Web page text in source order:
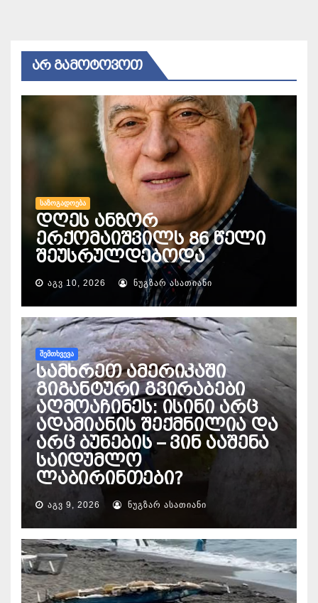
ᲐᲠ ᲒᲐᲛᲝᲢᲝᲕᲝᲗ
ᲡᲐᲖᲝᲒᲐᲓᲝᲔᲑᲐ
დღეს ანზორ
ერქომაიშვილს 86 წელი
შეუსრულდებოდა
ᲐᲒᲕ 10, 2026 ᲜᲣᲒᲖᲐᲠ ᲐᲡᲐᲗᲘᲐᲜᲘ
ᲨᲔᲛᲗᲮᲕᲔᲕᲐ
სამხრეთ ამერიკაში
გიგანტური გვირაბები
აღმოაჩინეს: ისინი არც
ადამიანის შექმნილია და
არც ბუნების – ვინ ააშენა
საიდუმლო
ლაბირინთები?
ᲐᲒᲕ 9, 2026 ᲜᲣᲒᲖᲐᲠ ᲐᲡᲐᲗᲘᲐᲜᲘ